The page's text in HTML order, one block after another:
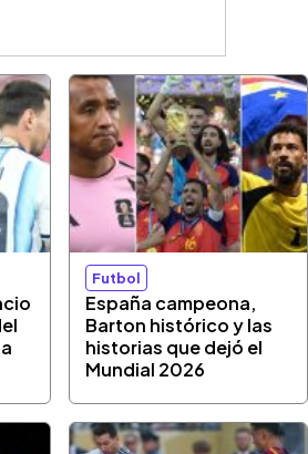
Futbol
España campeona,
Barton histórico y las
historias que dejó el
Mundial 2026